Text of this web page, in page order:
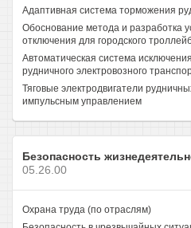
Адаптивная система торможения
Обоснование метода и разработка
отключения для городского
Автоматическая система
рудничного электровозного
Тяговые электродвигатели
импульсным управлением
Безопасность
05.26.00
Охрана труда (по отраслям)